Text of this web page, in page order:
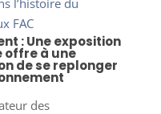
: Une exposition
offre à une
de se replonger
des